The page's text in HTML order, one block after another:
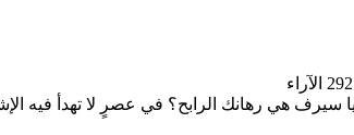
292 الآراء
التسويق الرقمي والسيطرة على المنافسة في 2026 مقدمة: لماذا ميديا سيرف هي